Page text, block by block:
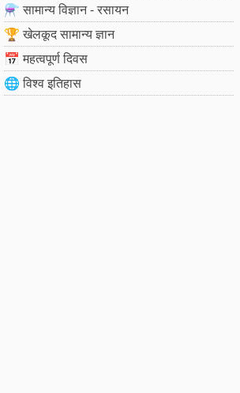
⚗️ सामान्य विज्ञान - रसायन
🏆 खेलकूद सामान्य ज्ञान
📅 महत्वपूर्ण दिवस
🌐 विश्व इतिहास